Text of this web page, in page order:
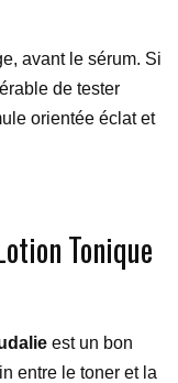
avant le sérum. Si
de tester
orientée éclat et
Tonique
est un bon
entre le toner et la